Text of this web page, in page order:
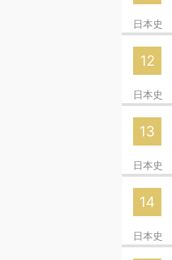
日本史
12
日本史
13
日本史
14
日本史